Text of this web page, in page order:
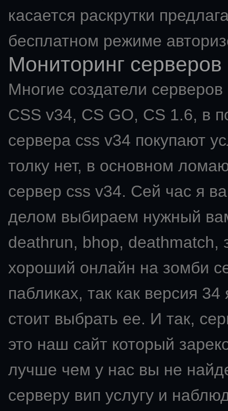
касается раскрутки
бесплатном режиме
Мониторинг серверов
Многие создатели
CSS v34, CS GO, CS 1.6, в
сервера css v34 покупают
толку нет, в основном
сервер css v34. Сей час я
делом выбираем нужный
deathrun, bhop, deathmatch,
хороший онлайн на зомби
пабликах, так как версия
стоит выбрать ее. И так,
это наш сайт который
лучше чем у нас вы не
серверу вип услугу и